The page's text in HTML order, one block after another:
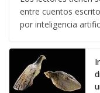
entre cuentos
por inteligencia